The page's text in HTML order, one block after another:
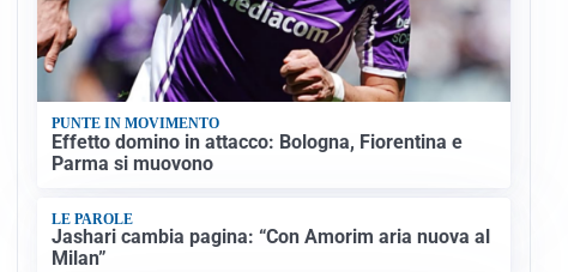
PUNTE IN MOVIMENTO
Effetto domino in attacco: Bologna, Fiorentina e
Parma si muovono
LE PAROLE
Jashari cambia pagina: “Con Amorim aria nuova al
Milan”